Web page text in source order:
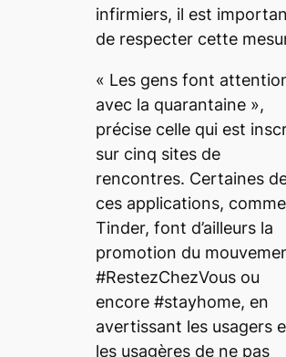
infirmiers, il est
de respecter cette
« Les gens font
avec la quarantaine»,
précise celle qui est
sur cinq sites de
rencontres. Certaines
ces applications, comme
Tinder, font d’ailleurs la
promotion du
#RestezChezVous ou
encore #stayhome, en
avertissant les usagers
les usagères de ne pas